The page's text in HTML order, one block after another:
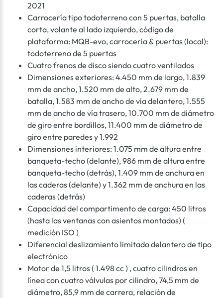
2021
Carrocería tipo todoterreno con 5 puertas, batalla
corta, volante al lado izquierdo, código de
plataforma: MQB-evo, carrocería & puertas (local):
todoterreno de 5 puertas
Cuatro frenos de disco siendo cuatro ventilados
Dimensiones exteriores: 4.450 mm de largo, 1.839
mm de ancho, 1.520 mm de alto, 2.679 mm de
batalla, 1.583 mm de ancho de vía delantero, 1.555
mm de ancho de vía trasero, 10.700 mm de diámetro
de giro entre bordillos, 11.400 mm de diámetro de
giro entre paredes y 1.992
Dimensiones interiores: 1.075 mm de altura entre
banqueta-techo (delante), 986 mm de altura entre
banqueta-techo (detrás), 1.409 mm de anchura en
las caderas (delante) y 1.362 mm de anchura en las
caderas (detrás)
Capacidad del compartimento de carga: 450 litros
(hasta las ventanas con asientos montados) (
medición ISO )
Diferencial deslizamiento limitado delantero de tipo
electrónico
Motor de 1,5 litros ( 1.498 cc ) , cuatro cilindros en
línea con cuatro válvulas por cilindro, 74,5 mm de
diámetro, 85,9 mm de carrera, relación de